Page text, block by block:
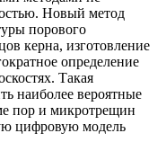
Новый метод
порового
керна, изготовление
определение
Такая
наиболее вероятные
пор и микротрещин
цифровую модель